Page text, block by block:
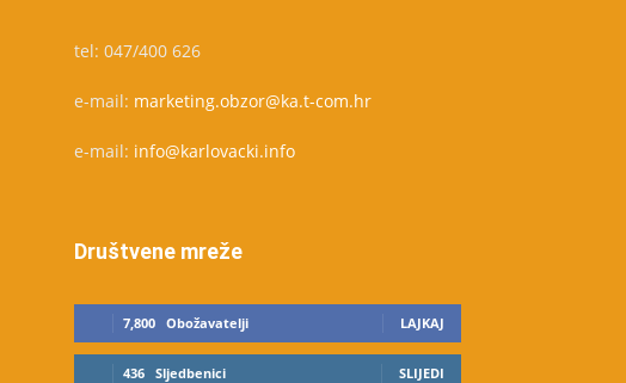
tel: 047/400 626
e-mail: marketing.obzor@ka.t-com.hr
e-mail: info@karlovacki.info
Društvene mreže
7,800 Obožavatelji LAJKAJ
436 Sljedbenici SLIJEDI